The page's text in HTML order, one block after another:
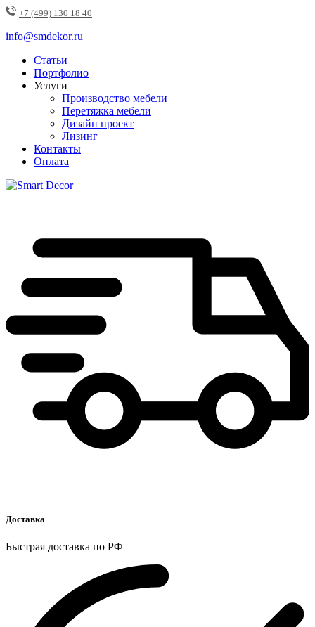
+7 (499) 130 18 40
info@smdekor.ru
Статьи
Портфолио
Услуги
Производство мебели
Перетяжка мебели
Дизайн проект
Лизинг
Контакты
Оплата
Доставка
Быстрая доставка по РФ